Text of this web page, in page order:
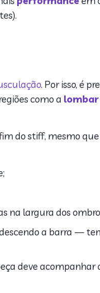
. Por isso, é
como a lombar
do stiff, mesmo que
na largura dos
a barra —
deve acompanhar